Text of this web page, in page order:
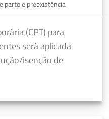
parto e preexistência
(CPT) para
será aplicada
isenção de